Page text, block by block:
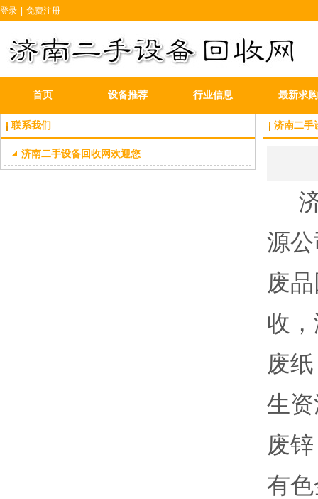
登录 免费注册
首页 设备推荐 行业信息 最新求购
联系我们
济南二手设备回收网欢迎您
济南二手
济
源
废
收
废
生
废
有